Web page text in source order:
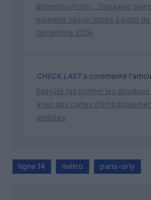
Bruxelles–Porto : Transavia
nouvelle liaison loisirs à partir de
décembre 2026
CHECK LASTa commenté
EasyJet fait monter les doudous
avec des cartes
dédiées
ligne 14 métro paris-orly